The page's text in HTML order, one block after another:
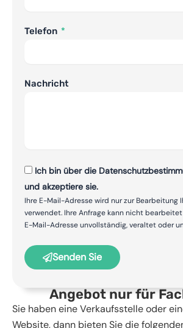
Angebot nur für
Sie haben eine Verkaufsstelle oder
Website, dann bieten Sie die
Telefon
Nachricht
Ich bin über die
und akzeptiere sie.
Ihre E-Mail-Adresse wird nur zur Bearbeitung
verwendet. Ihre Anfrage kann nicht
E-Mail-Adresse unvollständig, veraltet oder
Senden Sie